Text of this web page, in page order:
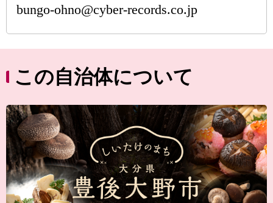
bungo-ohno@cyber-records.co.jp
この自治体について